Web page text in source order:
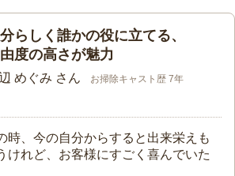
らしく誰かの役に立てる、
度の高さが魅力
めぐみ さん お掃除キャスト歴 7年
時、今の自分からすると出来栄えも
けれど、お客様にすごく喜んでいた